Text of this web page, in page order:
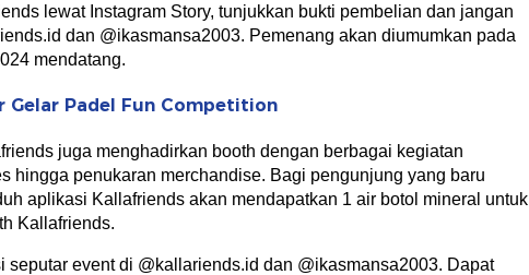
lewat Instagram Story, tunjukkan bukti pembelian dan jangan
dan @ikasmansa2003. Pemenang akan diumumkan pada
mendatang.
Gelar Padel Fun Competition
juga menghadirkan booth dengan berbagai kegiatan
hingga penukaran merchandise. Bagi pengunjung yang baru
aplikasi Kallafriends akan mendapatkan 1 air botol mineral untuk
Kallafriends.
seputar event di @kallariends.id dan @ikasmansa2003. Dapat